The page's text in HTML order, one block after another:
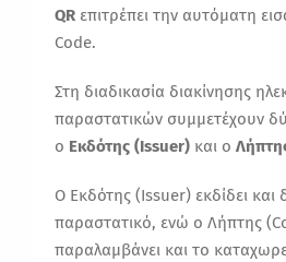
QRεπιτρέπει την αυτόματη
Code.
Στη διαδικασία διακίνησης
παραστατικών συμμετέχουν
ο Εκδότης (Issuer)και ο
Ο Εκδότης (Issuer) εκδίδει και
παραστατικό, ενώ ο Λήπτης
παραλαμβάνει και το